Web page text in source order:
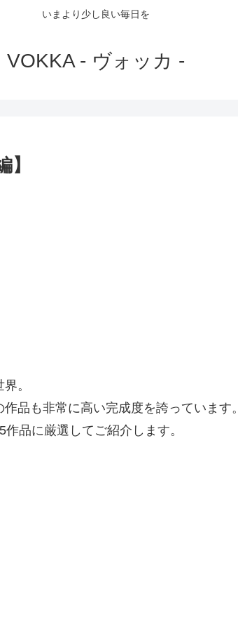
いまより少し良い毎日を
VOKKA - ヴォッカ -
。
品も非常に高い完成度を誇っています。
品に厳選してご紹介します。